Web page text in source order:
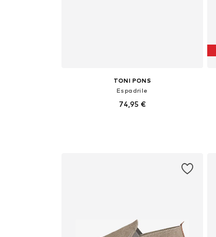
TONI PONS
Espadrile
74,95 €